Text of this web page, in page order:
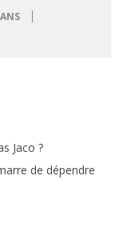
Jaco ?
de dépendre